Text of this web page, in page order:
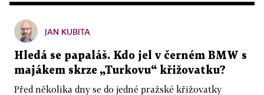
JAN KUBITA
Hledá se papaláš. Kdo jel v černém BMW s
majákem skrze „Turkovu“ křižovatku?
Před několika dny se do jedné pražské křižovatky